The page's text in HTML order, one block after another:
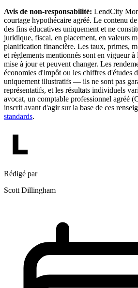
Avis de non-responsabilité: LendCity
courtage hypothécaire agréé. Le contenu
des fins éducatives uniquement et ne
juridique, fiscal, en placement, en valeurs
planification financière. Les taux, primes,
et règlements mentionnés sont en vigueur à
mise à jour et peuvent changer. Les
économies d'impôt ou les chiffres d'études
uniquement illustratifs — ils ne sont pas
représentatifs, et les résultats individuels
avocat, un comptable professionnel agréé
inscrit avant d'agir sur la base de ces
standards.
Rédigé par
Scott Dillingham